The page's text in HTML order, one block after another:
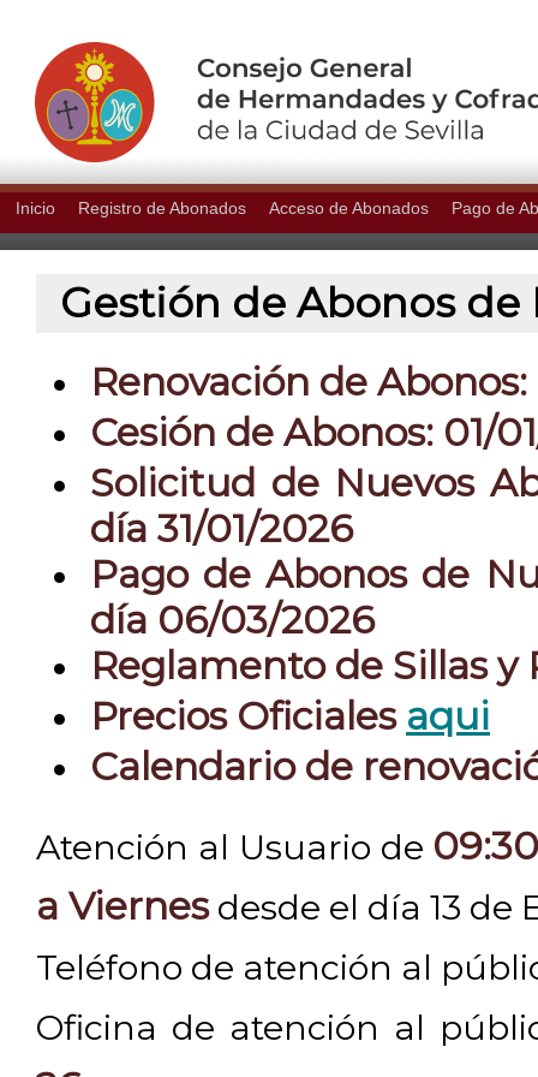
Inicio Registro de Abonados Acceso de Abonados Pago de
Gestión de Abonos de
Renovación de
Cesión de Abonos: 01/
Solicitud de Nuevos
día 31/01/2026
Pago de Abonos de
día 06/03/2026
Reglamento de Sillas y
Precios Oficiales aqui
Calendario de
Atención al Usuario de
a Viernesdesde el día 13 de
Teléfono de atención al
Oficina de atención al